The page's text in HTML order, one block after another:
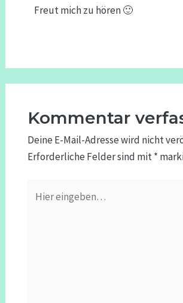
Freut mich zu hören 🙂
Kommentar
Deine E-Mail-Adresse wird nicht
Erforderliche Felder sind mit*
eingeben…